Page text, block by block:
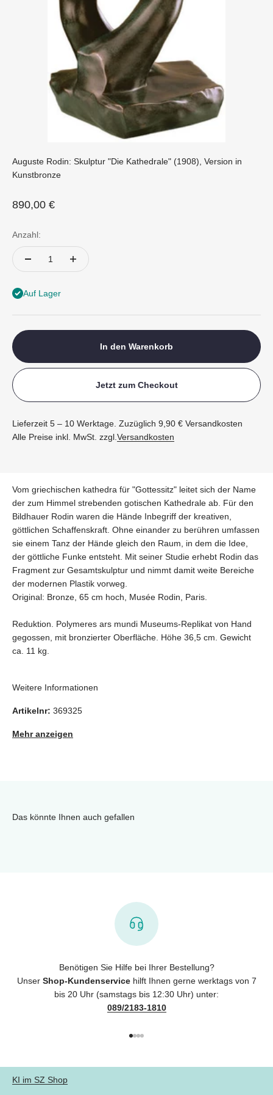
Auguste Rodin: Skulptur "Die Kathedrale" (1908), Version in
Kunstbronze
Angebot
890,00 €
Anzahl:
Auf Lager
In den Warenkorb
Jetzt zum Checkout
Lieferzeit 5 – 10 Werktage. Zuzüglich 9,90 € Versandkosten
Alle Preise inkl. MwSt. zzgl.Versandkosten
Vom griechischen kathedra für "Gottessitz" leitet sich der Name
der zum Himmel strebenden gotischen Kathedrale ab. Für den
Bildhauer Rodin waren die Hände Inbegriff der kreativen,
göttlichen Schaffenskraft. Ohne einander zu berühren umfassen
sie einem Tanz der Hände gleich den Raum, in dem die Idee,
der göttliche Funke entsteht. Mit seiner Studie erhebt Rodin das
Fragment zur Gesamtskulptur und nimmt damit weite Bereiche
der modernen Plastik vorweg.
Original: Bronze, 65 cm hoch, Musée Rodin, Paris.
Reduktion. Polymeres ars mundi Museums-Replikat von Hand
gegossen, mit bronzierter Oberfläche. Höhe 36,5 cm. Gewicht
ca. 11 kg.
Weitere Informationen
Artikelnr: 369325
Mehr anzeigen
Das könnte Ihnen auch gefallen
Benötigen Sie Hilfe bei Ihrer Bestellung?
Unser Shop-Kundenservicehilft Ihnen gerne werktags von 7
bis 20 Uhr (samstags bis 12:30 Uhr) unter:
089/2183-1810
KI im SZ Shop